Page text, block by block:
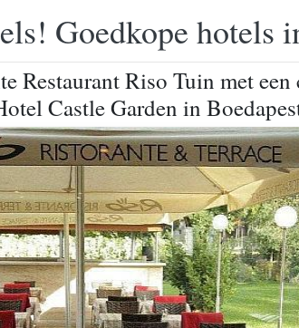
Goedkope hotels
Restaurant Riso Tuin met een
Castle Garden in